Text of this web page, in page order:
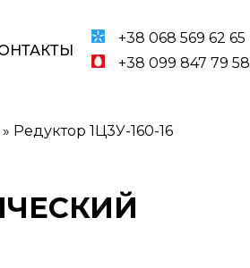
+38 068 569 62 65
+38 099 847 79 58
» Редуктор 1Ц3У-160-16